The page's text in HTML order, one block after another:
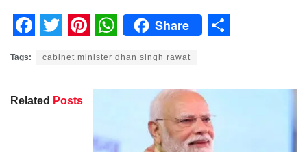
Share
Tags: cabinet minister dhan singh rawat
Related Posts